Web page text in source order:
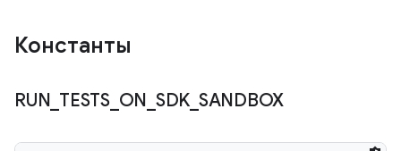
Константы
RUN TESTS_ ON SDK SANDBOX